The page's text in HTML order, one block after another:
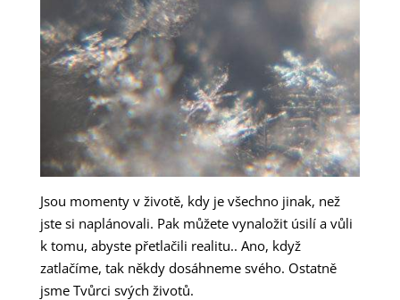
Jsou momenty v životě, kdy je všechno jinak, než
jste si naplánovali. Pak můžete vynaložit úsilí a vůli
k tomu, abyste přetlačili realitu.. Ano, když
zatlačíme, tak někdy dosáhneme svého. Ostatně
jsme Tvůrci svých životů.